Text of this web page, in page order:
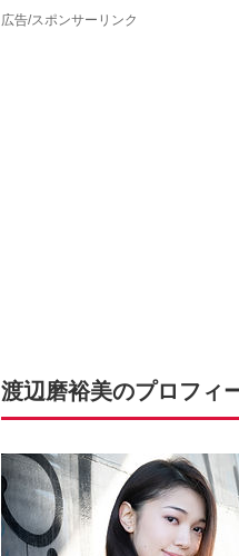
広告/スポンサーリンク
渡辺磨裕美のプロフィ